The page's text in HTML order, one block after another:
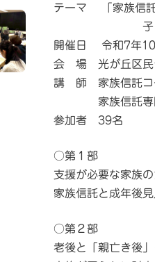
テーマ 「家族信託
子と共に迎
開催日 令和7年
会 場 光が丘区民
講 師 家族信託コ
家族信託専門
参加者 39名
○第１部
支援が必要な家族
家族信託と成年後
○第２部
老後と「親亡き後